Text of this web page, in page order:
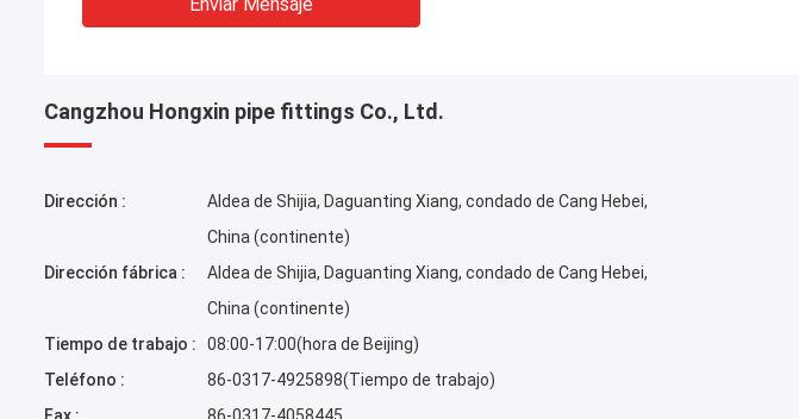
Cangzhou Hongxin pipe fittings Co., Ltd.
Dirección :
Aldea de Shijia, Daguanting Xiang, condado de Cang Hebei,
China (continente)
Dirección fábrica :
Aldea de Shijia, Daguanting Xiang, condado de Cang Hebei,
China (continente)
Tiempo de trabajo :
08:00-17:00(hora de Beijing)
Teléfono :
86-0317-4925898(Tiempo de trabajo)